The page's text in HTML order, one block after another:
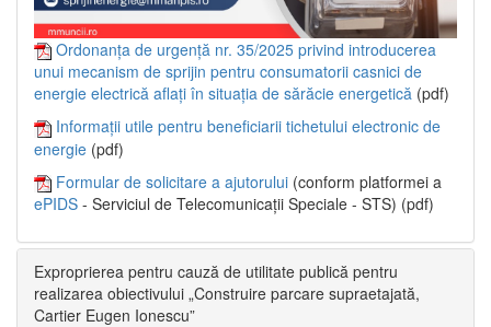
Ordonanța de urgență nr. 35/2025 privind introducerea
unui mecanism de sprijin pentru consumatorii casnici de
energie electrică aflați în situația de sărăcie energetică (pdf)
Informații utile pentru beneficiarii tichetului electronic de
energie (pdf)
Formular de solicitare a ajutorului (conform platformei a
ePIDS - Serviciul de Telecomunicații Speciale - STS) (pdf)
Exproprierea pentru cauză de utilitate publică pentru
realizarea obiectivului „Construire parcare supraetajată,
Cartier Eugen Ionescu”